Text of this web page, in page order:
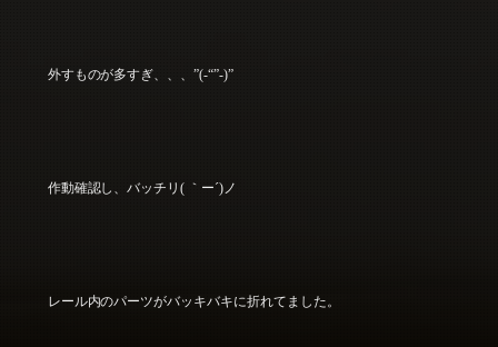
外すものが多すぎ、、、”(-“”-)”
作動確認し、バッチリ( ｀ー´)ノ
レール内のパーツがバッキバキに折れてました。